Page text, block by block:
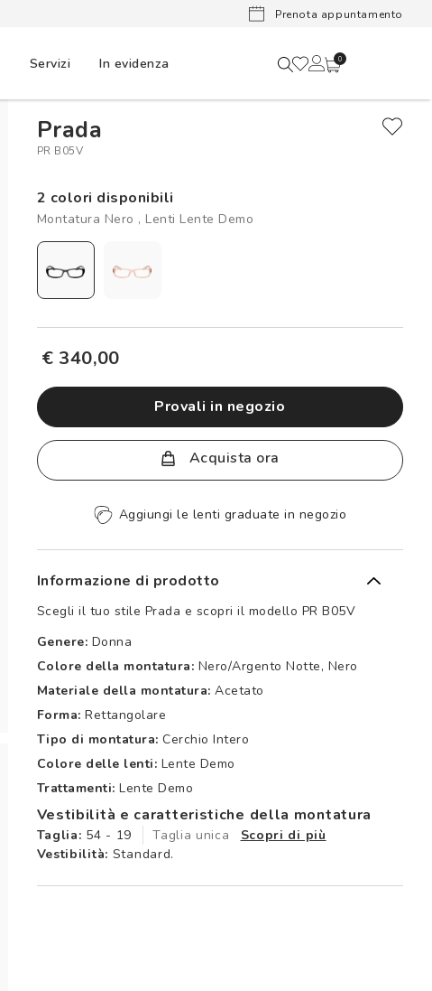
Lenti a
Prenota appuntamento
Servizi In evidenza 0
Prada
PR B05V
2 colori disponibili
Montatura Nero , Lenti Lente Demo
€ 340,00
provali in negozio
Acquista ora
Aggiungi le lenti graduate in negozio
Informazione di prodotto
Scegli il tuo stile Prada e scopri il modello PR B05V
Genere: Donna
Colore della montatura: Nero/argento Notte, Nero
Materiale della montatura: Acetato
Forma: Rettangolare
Tipo di montatura: Cerchio Intero
Colore delle lenti: Lente Demo
Trattamenti: Lente Demo
Vestibilità e caratteristiche della montatura
Taglia: 54 - 19 Taglia unica
Scopri di più
Vestibilità: Standard.